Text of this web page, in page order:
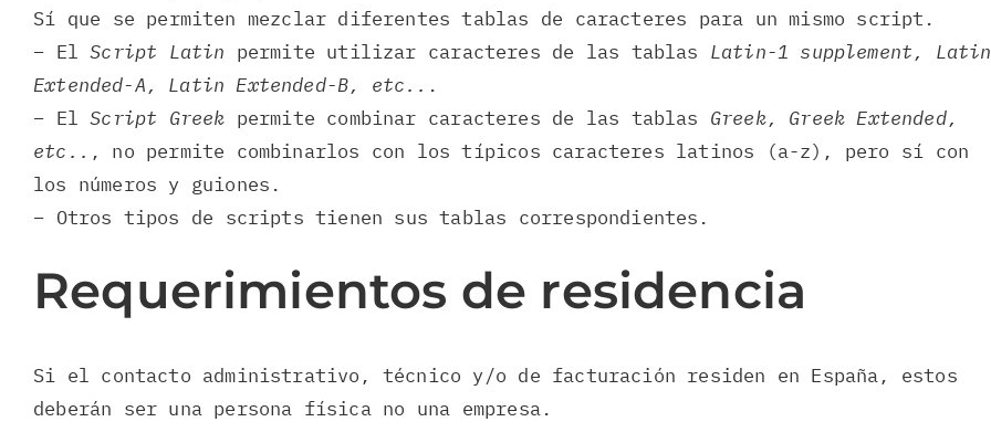
Sí que se permiten mezclar diferentes tablas de caracteres para un mismo script.
– ElScript Latin permite utilizar caracteres de las tablas Latin-1 supplement, Latin
Extended-A, Latin Extended-B, etc.. .
– ElScript Greek permite combinar caracteres de las tablas Greek, Greek Extended,
etc.. , no permite combinarlos con los típicos caracteres latinos (a-z), pero sí con
los números y guiones.
– Otros tipos de scripts tienen sus tablas correspondientes.
Requerimientos de residencia
Si el contacto administrativo, técnico y/o de facturación residen en España, estos
deberán ser una persona física no una empresa.